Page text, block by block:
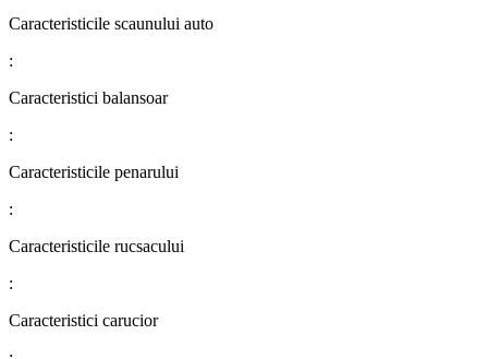
Caracteristicile scaunului auto
:
Caracteristici balansoar
:
Caracteristicile penarului
:
Caracteristicile rucsacului
:
Caracteristici carucior